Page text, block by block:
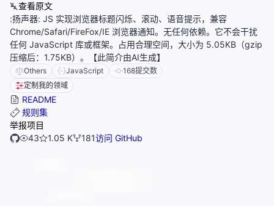
查看原文
:扬声器: JS 实现浏览器标题闪烁、滚动、语音提示，兼容
Chrome/Safari/FireFox/IE 浏览器通知。无任何依赖。它不会干扰
任何 JavaScript 库或框架。占用合理空间，大小为 5.05KB（gzip
压缩后：1.75KB）。【此简介由AI生成】
Others JavaScript 168提交数
定制我的领域
README
规则集
举报项目
43
1.05 K 181访问 GitHub